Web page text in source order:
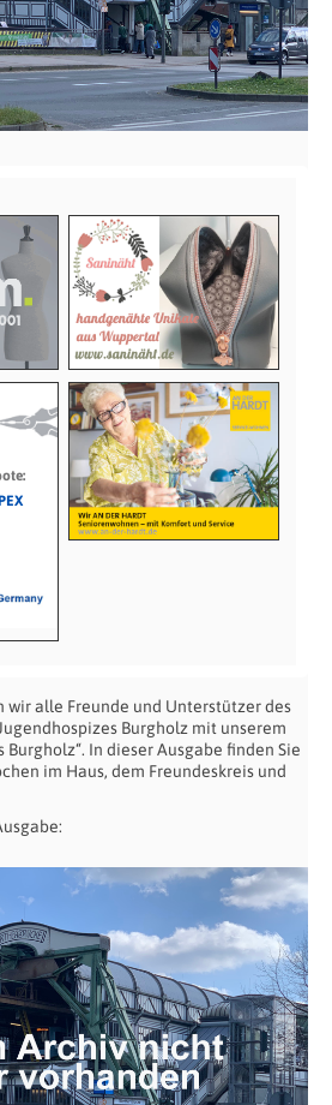
alle Freunde und Unterstützer des
Burgholz mit unserem
Burgholz“. In dieser Ausgabe finden Sie
im Haus, dem Freundeskreis und